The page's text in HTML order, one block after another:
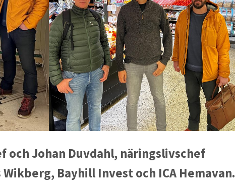
och Johan Duvdahl, näringslivschef
Bayhill Invest och ICA Hemavan.